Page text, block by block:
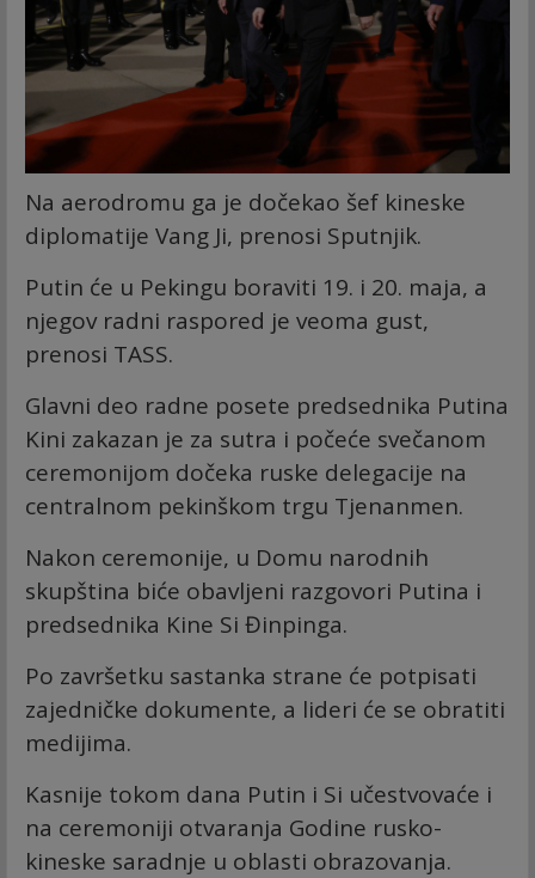
Na aerodromu ga je dočekao šef kineske
diplomatije Vang Ji, prenosi Sputnjik.
Putin će u Pekingu boraviti 19. i 20. maja, a
njegov radni raspored je veoma gust,
prenosi TASS.
Glavni deo radne posete predsednika Putina
Kini zakazan je za sutra i počeće svečanom
ceremonijom dočeka ruske delegacije na
centralnom pekinškom trgu Tjenanmen.
Nakon ceremonije, u Domu narodnih
skupština biće obavljeni razgovori Putina i
predsednika Kine Si Đinpinga.
Po završetku sastanka strane će potpisati
zajedničke dokumente, a lideri će se obratiti
medijima.
Kasnije tokom dana Putin i Si učestvovaće i
na ceremoniji otvaranja Godine rusko-
kineske saradnje u oblasti obrazovanja.